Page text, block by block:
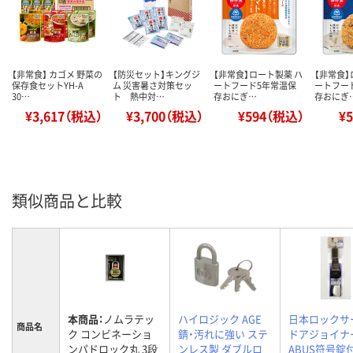
【非常食】 カゴメ 野菜の
保存食セットYH-A
30…
¥3,617（税込）
【防災セット】キングジ
ム 災害暑さ対策セッ
ト 熱中対…
¥3,700（税込）
【非常食】ロート製薬 ハ
ートフード5年常温保
存おにぎ…
¥594（税込）
【非常食
ートフー
存おに
類似商品と比較
商品名 本商品： ノムラテッ
ク コンビネーショ
ンパドロック丸 3段
ハイロジック AGE
錆・汚れに強い ステ
ンレス製 ダブルロ
日本ロック
ドアジョイ
ABUS符号錠